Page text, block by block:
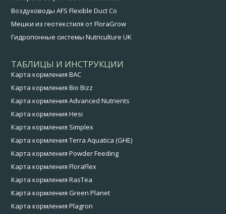
Воздуховоды AFS Flexible Duct Co
Мешки из геотекстиля от FloraGrow
Гидропонные системы Nutriculture UK
ТАБЛИЦЫ И ИНСТРУКЦИИ
Карта кормления BAC
Карта кормления Bio Bizz
Карта кормления Advanced Nutrients
Карта кормления Hesi
Карта кормления Simplex
Карта кормления Terra Aquatica (GHE)
Карта кормления Powder Feeding
Карта кормления FloraFlex
Карта кормления RasTea
Карта кормления Green Planet
Карта кормления Plagron